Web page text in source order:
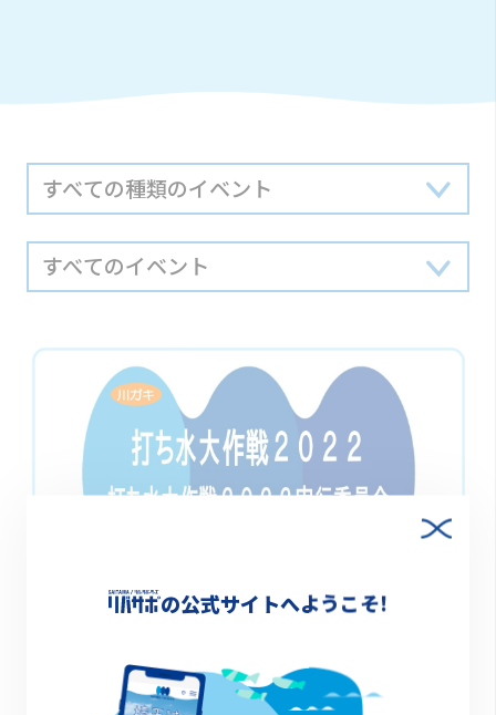
2022.08.11(木) 11:00～15:00
熊谷市
の公式サイトへようこそ!